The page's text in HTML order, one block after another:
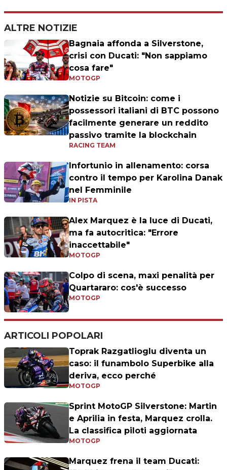
ALTRE NOTIZIE
Bagnaia affonda a Silverstone,
crisi con Ducati: "Non sappiamo
cosa fare"
MOTOGP
Notizie su Bitcoin: come i
possessori italiani di BTC possono
facilmente generare un reddito
passivo tramite la blockchain
RACING TEAM
Infortunio in allenamento: corsa
contro il tempo per Karolina Danak
nel Femminile
IN PISTA
Alex Marquez è la luce di Ducati,
ma fa autocritica: "Errore
inaccettabile"
MOTOGP
Colpo di scena, maxi penalità per
Quartararo: cos'è successo
MOTOGP
ARTICOLI POPOLARI
Toprak Razgatlioglu diventa un
caso: il funambolo Superbike alla
deriva, ecco perché
MOTOGP
Sprint MotoGP Silverstone: Martin
e Aprilia in festa, Marquez crolla.
La classifica piloti aggiornata
MOTOGP
Marquez frena il team Ducati: